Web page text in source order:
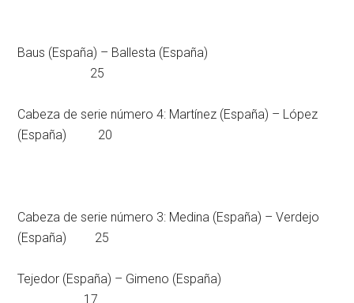
Baus (España) – Ballesta (España)
25
Cabeza de serie número 4: Martínez (España) – López
(España) 20
Cabeza de serie número 3: Medina (España) – Verdejo
(España) 25
Tejedor (España) – Gimeno (España)
17